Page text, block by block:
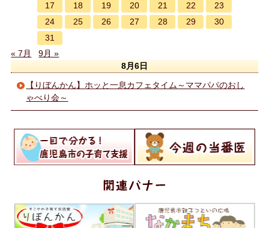
17
18 19 20 21 22
23
24
25 26 27 28 29
30
31
« 7月
9月 »
8月6日
【りぼんかん】ホッと一息カフェタイム～ママパパのおし
ゃべり会～